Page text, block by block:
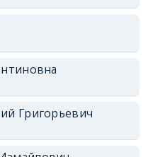
Григорьевич